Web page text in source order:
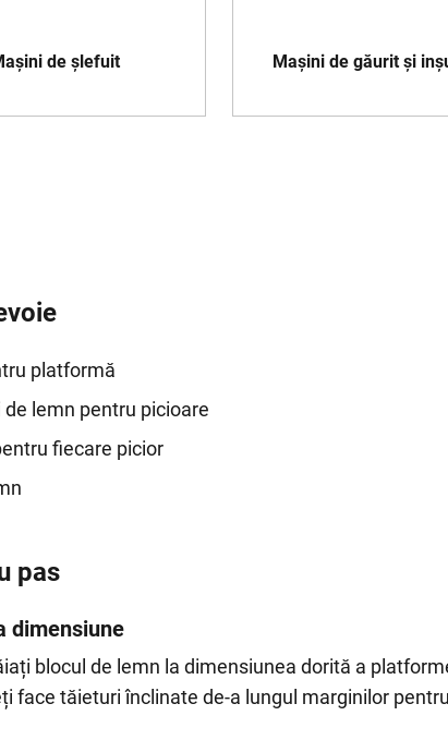
de șlefuit Mașini de găurit și
platformă
lemn pentru picioare
fiecare picior
pas
dimensiune
blocul de lemn la dimensiunea dorită a
face tăieturi înclinate de-a lungul marginilor